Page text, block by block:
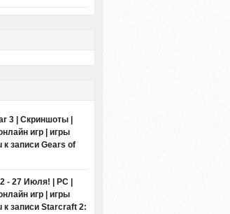
3 | Скриншоты |
игр | игры
к записи Gears of
- 27 Июля! | PC |
игр | игры
к записи Starcraft 2: